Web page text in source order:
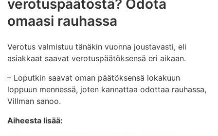
verotuspäätöstä? Odota
omaasi rauhassa
Verotus valmistuu tänäkin vuonna joustavasti, eli
asiakkaat saavat verotuspäätöksensä eri aikaan.
– Loputkin saavat oman päätöksensä lokakuun
loppuun mennessä, joten kannattaa odottaa rauhassa,
Villman sanoo.
Aiheesta lisää: